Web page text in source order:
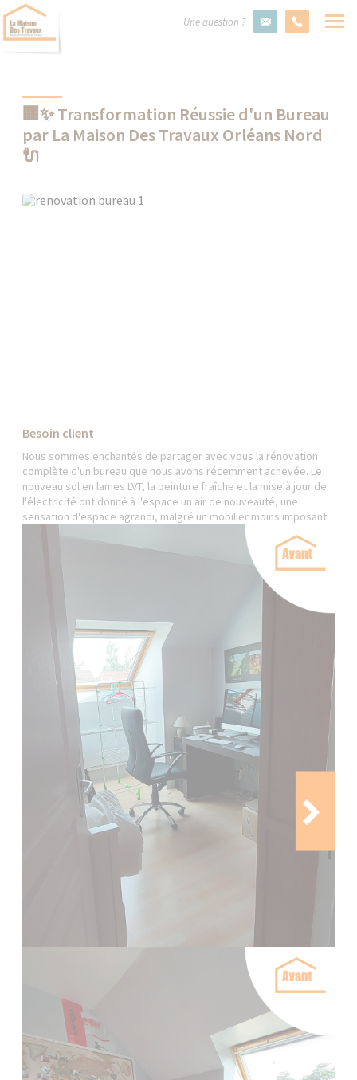
Une question ?
🏢✨ Transformation Réussie d'un Bureau
par La Maison Des Travaux Orléans Nord
🔌
Besoin client
Nous sommes enchantés de partager avec vous la rénovation
complète d'un bureau que nous avons récemment achevée. Le
nouveau sol en lames LVT, la peinture fraîche et la mise à jour de
l'électricité ont donné à l'espace un air de nouveauté, une
sensation d'espace agrandi, malgré un mobilier moins imposant.